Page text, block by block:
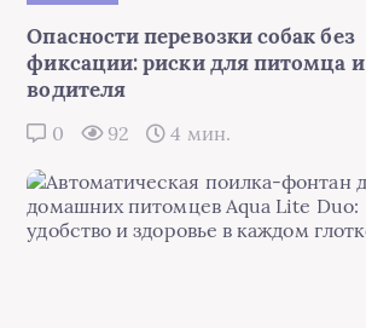
Опасности перевозки собак без
фиксации: риски для питомца и
водителя
0 92 4 мин.